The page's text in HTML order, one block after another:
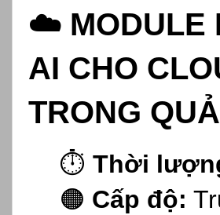
☁️ MODULE
AI CHO
TRONG
⏱️ Thời
🟠 Cấp độ: